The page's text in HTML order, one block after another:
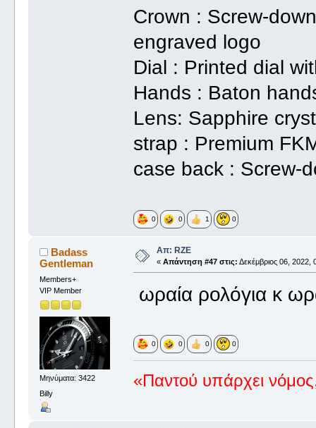
Crown : Screw-
engraved logo
Dial : Printed dial
Hands : Baton
Lens: Sapphire
strap : Premium
case back : Screw-
0 0 1 0
Badass
Gentleman
Members+
VIP Member
Μηνύματα: 3422
Billy
Απ: RZE
« Απάντηση #47 στις: Δεκέμβριος 06, 2022,
ωραία ρολόγια κ
0 0 0 0
«Παντού υπάρχει